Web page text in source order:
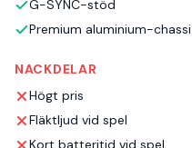
G-SYNC-stöd
Premium aluminium-chassi
NACKDELAR
Högt pris
Fläktljud vid spel
Kort batteritid vid spel